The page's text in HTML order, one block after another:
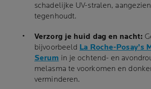
schadelijke UV-stralen,
tegenhoudt.
Verzorg je huid dag en nacht:
bijvoorbeeld La Roche-Posay’s
Serum in je ochtend- en
melasma te voorkomen en
verminderen.